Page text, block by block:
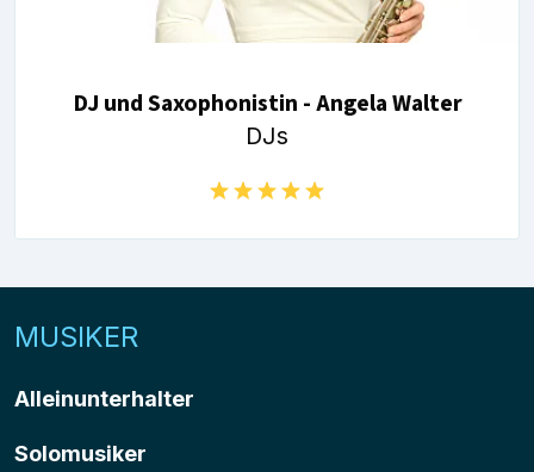
DJ und Saxophonistin - Angela Walter
DJs
MUSIKER
Alleinunterhalter
Solomusiker